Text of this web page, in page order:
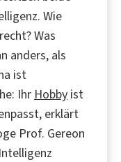
Wie
Was
anders, als
ist
Ihr Hobby ist
erklärt
Prof. Gereon